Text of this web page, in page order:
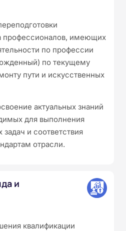
профессионалов, имеющих
по профессии
по текущему
пути и искусственных
актуальных знаний
для выполнения
и соответствия
отрасли.
и
квалификации